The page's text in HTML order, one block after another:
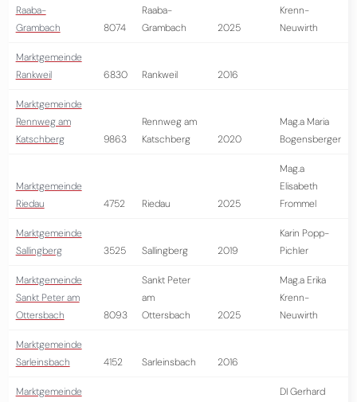
Raaba-
Grambach
8074
Raaba-
Grambach
2025
Krenn-
Neuwirth
Marktgemeinde
Rankweil
6830 Rankweil 2016
Marktgemeinde
Rennweg am
Katschberg
9863
Rennweg am
Katschberg
2020
Mag.a Maria
Bogensberger
Marktgemeinde
Riedau
4752 Riedau 2025
Mag.a
Elisabeth
Frommel
Marktgemeinde
Sallingberg
3525 Sallingberg 2019
Karin Popp-
Pichler
Marktgemeinde
Sankt Peter am
Ottersbach
8093
Sankt Peter
am
Ottersbach
2025
Mag.a Erika
Krenn-
Neuwirth
Marktgemeinde
Sarleinsbach
4152 Sarleinsbach 2016
Marktgemeinde
DI Gerhard